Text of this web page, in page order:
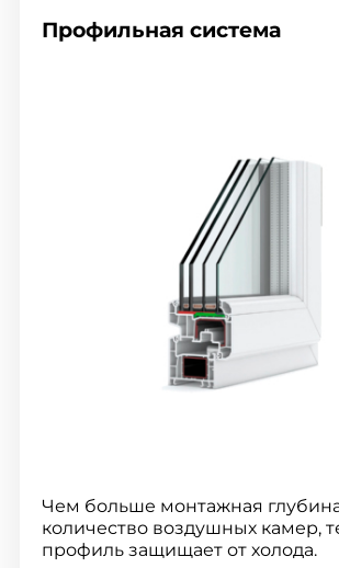
Профильная система
Чем больше монтажная
количество воздушных камер,
профиль защищает от холода.